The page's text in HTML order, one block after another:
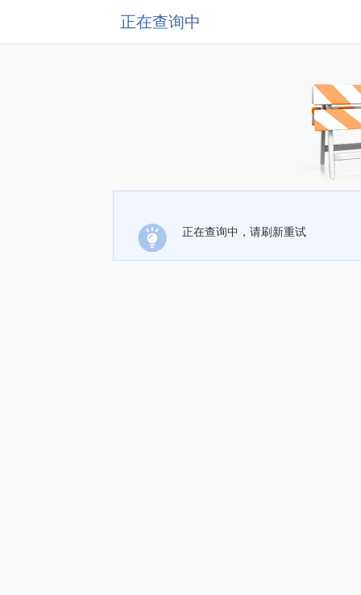
正在查询中
正在查询中，请刷新重试